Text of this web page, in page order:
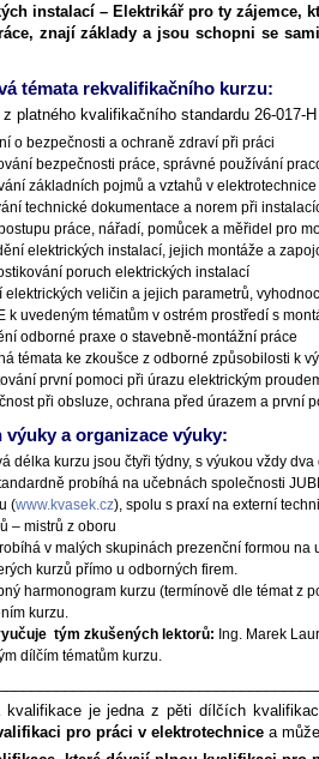
instalací – Elektrikář pro ty zájemce,
znají základy a jsou schopni se
témata rekvalifikačního kurzu:
platného kvalifikačního standardu 26-
o bezpečnosti a ochraně zdraví při práci
bezpečnosti práce, správné používání
základních pojmů a vztahů v elektrotechnice
technické dokumentace a norem při
práce, nářadí, pomůcek a měřidel pro
elektrických instalací, jejich montáže a
poruch elektrických instalací
elektrických veličin a jejich parametrů,
k uvedeným tématům v ostrém prostředí s
odborné praxe o stavebně-montážní práce
témata ke zkoušce z odborné způsobilosti k
první pomoci při úrazu elektrickým
při obsluze, ochrana před úrazem a první
výuky a organizace výuky:
délka kurzu jsou čtyři týdny, s výukou vždy
probíhá na učebnách společnosti
(www.kvasek.cz), spolu s praxí na externí
– mistrů z oboru
v malých skupinách prezenční formou
kurzů přímo u odborných firem.
harmonogram kurzu (termínově dle témat z
kurzu.
tým zkušených lektorů: Ing. Marek
dílčím tématům kurzu.
kvalifikace je jedna z pěti dílčích
pro práci v elektrotechnice a